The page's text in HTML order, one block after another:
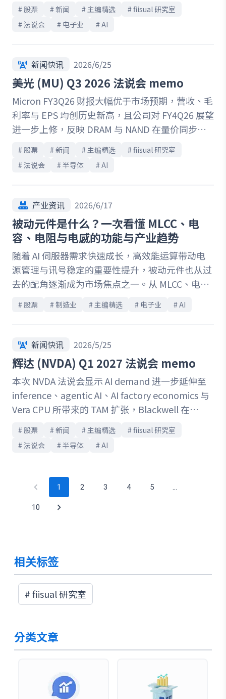
DDR4 与 LPDDR4 需求强劲、DDR4 供给持续吃
紧，以及 AI 基础设施与伺服器应用占比提升的带
后续，管理层对 3Q26 营运维持正向看法，获利率
仍有进一步提升空间，且多年期长约比重增加有助
于强化营收与获利能见度。中长期来看，AI 需求正
推动记忆体产业出现结构性变化，降低过往景气循
环波动对产业的影响，整体供给短缺有望延续至
2028 年以后。随着南亚科新厂预计于 2028 年开始
量产，公司将在供不应求趋势延续、AI 相关产品占
比提升及产能扩张的共同带动下，持续强化中长期
成长动能与产业竞争地位。
# 股票 # 新闻 # 主编精选 # fiisual 研究室
# 法说会 # 电子业 # AI
新闻快讯 2026/6/25
美光 (MU) Q3 2026 法说会 memo
Micron FY3Q26 财报大幅优于市场预期，营收、毛
利率与 EPS 均创历史新高，且公司对 FY4Q26 展望
进一步上修，反映 DRAM 与 NAND 在量价同步提
升下，获利能力已大幅突破过往周期高点。本次财
报会议亮点在于公司宣布已签订 16 份 SCA，将部
分业务转向具长约、价格区间与底价保障的合作模
见度，也显著降低记忆体产业过往价格大幅波动对
获利的影响。展望后续，随 HBM 订单能见度延伸
至 2028 年，Micron 在供需紧俏、产品组合升级与
SCA 推升获利能见度的共同带动下，未来营运表现
仍具明确上行空间。
# 股票 # 新闻 # 主编精选 # fiisual 研究室
# 法说会 # 半导体 # AI
产业资讯 2026/6/17
被动元件是什么？一次看懂 MLCC、电
容、电阻与电感的功能与产业趋势
随着 AI 伺服器需求快速成长，高效能运算带动电
源管理与讯号稳定的重要性提升，被动元件也从过
去的配角逐渐成为市场焦点之一。从 MLCC、电阻
器、GPU与高速传输系统稳定运作的关键。本文将
浪潮下被动元件产业将如何迎来规格升级与结构性
成长的机会。
# 股票 # 制造业 # 主编精选 # 电子业 # AI
新闻快讯 2026/5/25
辉达 (NVDA) Q1 2027 法说会 memo
本次 NVDA 法说会显示 AI demand 进一步延伸至
inference、agentic AI、AI factory economics 与
Vera CPU 所带来的 TAM 扩张，Blackwell 在
hyperscaler、model maker、AI cloud 与
sovereign customer 间快速放量；同时，Vera
CPU 被定位为 agentic AI 的新增长平台，带来
CPU revenue visibility，使 NVDA 从 GPU
platform 扩张为更完整的 AI infrastructure
supplier。不过，后续仍需追踪 Vera Rubin 下半
# 股票 # 新闻 # 主编精选 # fiisual 研究室
# 法说会 # 半导体 # AI
1 2 3 4 5
10
相关标签
#fiisual 研究室
分类文章